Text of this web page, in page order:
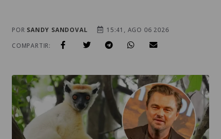
POR SANDY SANDOVAL
15:41, AGO 06 2026
COMPARTIR: